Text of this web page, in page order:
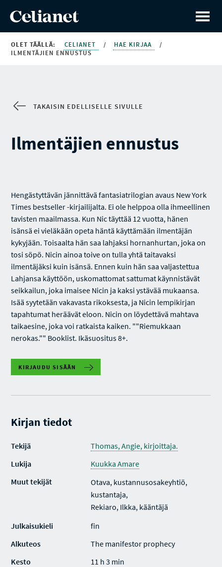
OLET TÄÄLLÄ: CELIANET / HAE KIRJAA
/
ILMENTÄJIEN ENNUSTUS
TAKAISIN EDELLISELLE SIVULLE
Ilmentäjien ennustus
Hengästyttävän jännittävä fantasiatrilogian avaus New York
Times bestseller -kirjailijalta. Ei ole helppoa olla ihmeellinen
tavisten maailmassa. Kun Nic täyttää 12 vuotta, hänen
isänsä ei vieläkään opeta häntä käyttämään ilmentäjän
kykyjään. Toisaalta hän saa lahjaksi hornanhurtan, joka on
tosi söpö. Nicin ainoa toive on tulla yhtä taitavaksi
ilmentäjäksi kuin isänsä. Ennen kuin hän saa valjastettua
Lahjansa käyttöön, uskomattomat sattumat käynnistävät
seikkailun, joka imaisee Nicin ja kaksi ystävää mukaansa.
Isää syytetään vakavasta rikoksesta, ja Nicin lempikirjan
tapahtumat heräävät eloon. Nicin on löydettävä mahtava
taikaesine, joka voi ratkaista kaiken. ""Riemukkaan
nerokas."" Booklist. Ikäsuositus 8+.
KIRJAUDU SISÄÄN
Kirjan tiedot
Tekijä
Thomas, Angie, kirjoittaja.
Lukija
Kuukka Amare
Muut tekijät
Otava, kustannusosakeyhtiö,
kustantaja,
Rekiaro, Ilkka, kääntäjä
Julkaisukieli
fin
Alkuteos
The manifestor prophecy
Kesto
11 h 3 min